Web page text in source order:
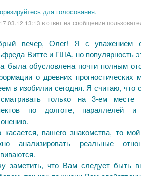
для голосования.
13:13 в ответ на сообщение
вечер, Олег! Я с уважением
Витте и ГША, но популярность
была обусловлена почти полным
о древних прогностических
в изобилии сегодня. Я считаю, что
только на 3-ем месте
по долготе, параллелей и
касается, вашего знакомства, то
анализировать реальные
заметить, что Вам следует быть